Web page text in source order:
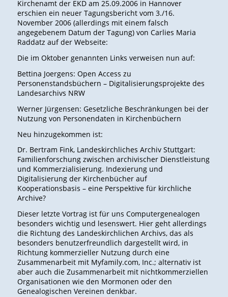
Kirchenamt der EKD am 25.09.2006 in Hannover
erschien ein neuer Tagungsbericht vom 3./16.
November 2006 (allerdings mit einem falsch
angegebenem Datum der Tagung) von Carlies Maria
Raddatz auf der Webseite:
Die im Oktober genannten Links verweisen nun auf:
Bettina Joergens: Open Access zu
Personenstandsbüchern – Digitalisierungsprojekte des
Landesarchivs NRW
Werner Jürgensen: Gesetzliche Beschränkungen bei der
Nutzung von Personendaten in Kirchenbüchern
Neu hinzugekommen ist:
Dr. Bertram Fink, Landeskirchliches Archiv Stuttgart:
Familienforschung zwischen archivischer Dienstleistung
und Kommerzialisierung. Indexierung und
Digitalisierung der Kirchenbücher auf
Kooperationsbasis – eine Perspektive für kirchliche
Archive?
Dieser letzte Vortrag ist für uns Computergenealogen
besonders wichtig und lesenswert. Hier geht allerdings
die Richtung des Landeskirchlichen Archivs, das als
besonders benutzerfreundlich dargestellt wird, in
Richtung kommerzieller Nutzung durch eine
Zusammenarbeit mit Myfamily.com, Inc.; alternativ ist
aber auch die Zusammenarbeit mit nichtkommerziellen
Organisationen wie den Mormonen oder den
Genealogischen Vereinen denkbar.